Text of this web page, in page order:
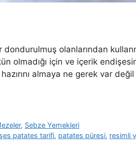
olanlarından
olmadığı için ve içerik
almaya ne gerek var
, Sebze Yemekleri
patates tarifi, patates püresi, resimli